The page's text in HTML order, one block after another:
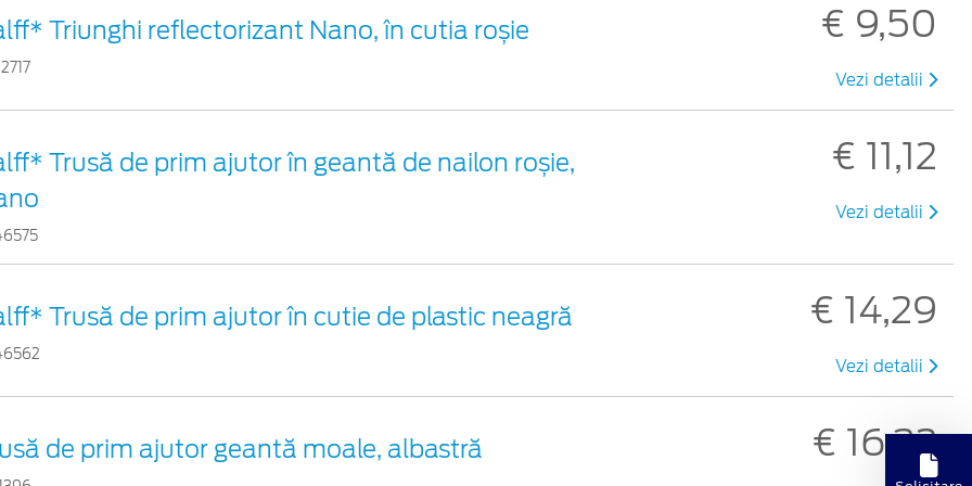
Triunghi reflectorizant Nano, în cutia roșie € 9,50
Vezi detalii
Trusă de prim ajutor în geantă de nailon roșie,
€ 11,12
Vezi detalii
Trusă de prim ajutor în cutie de plastic neagră € 14,29
Vezi detalii
de prim ajutor geantă moale, albastră € 16,32